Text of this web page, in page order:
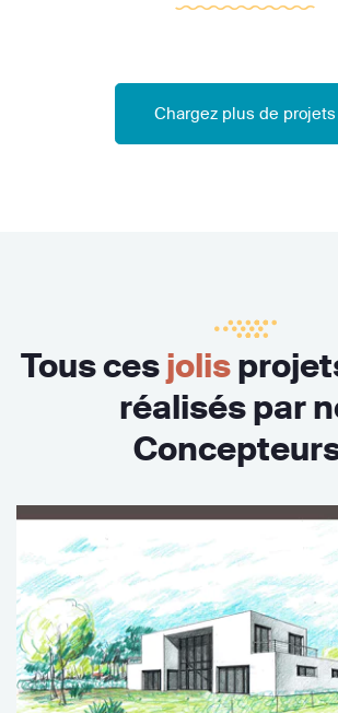
Chargez plus de projets
Tous cesjolis
réalisés par